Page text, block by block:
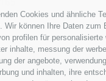
Cookies und ähnliche
können Ihre Daten
profilen für
inhalte, messung der
der angebote,
und inhalten, ihre